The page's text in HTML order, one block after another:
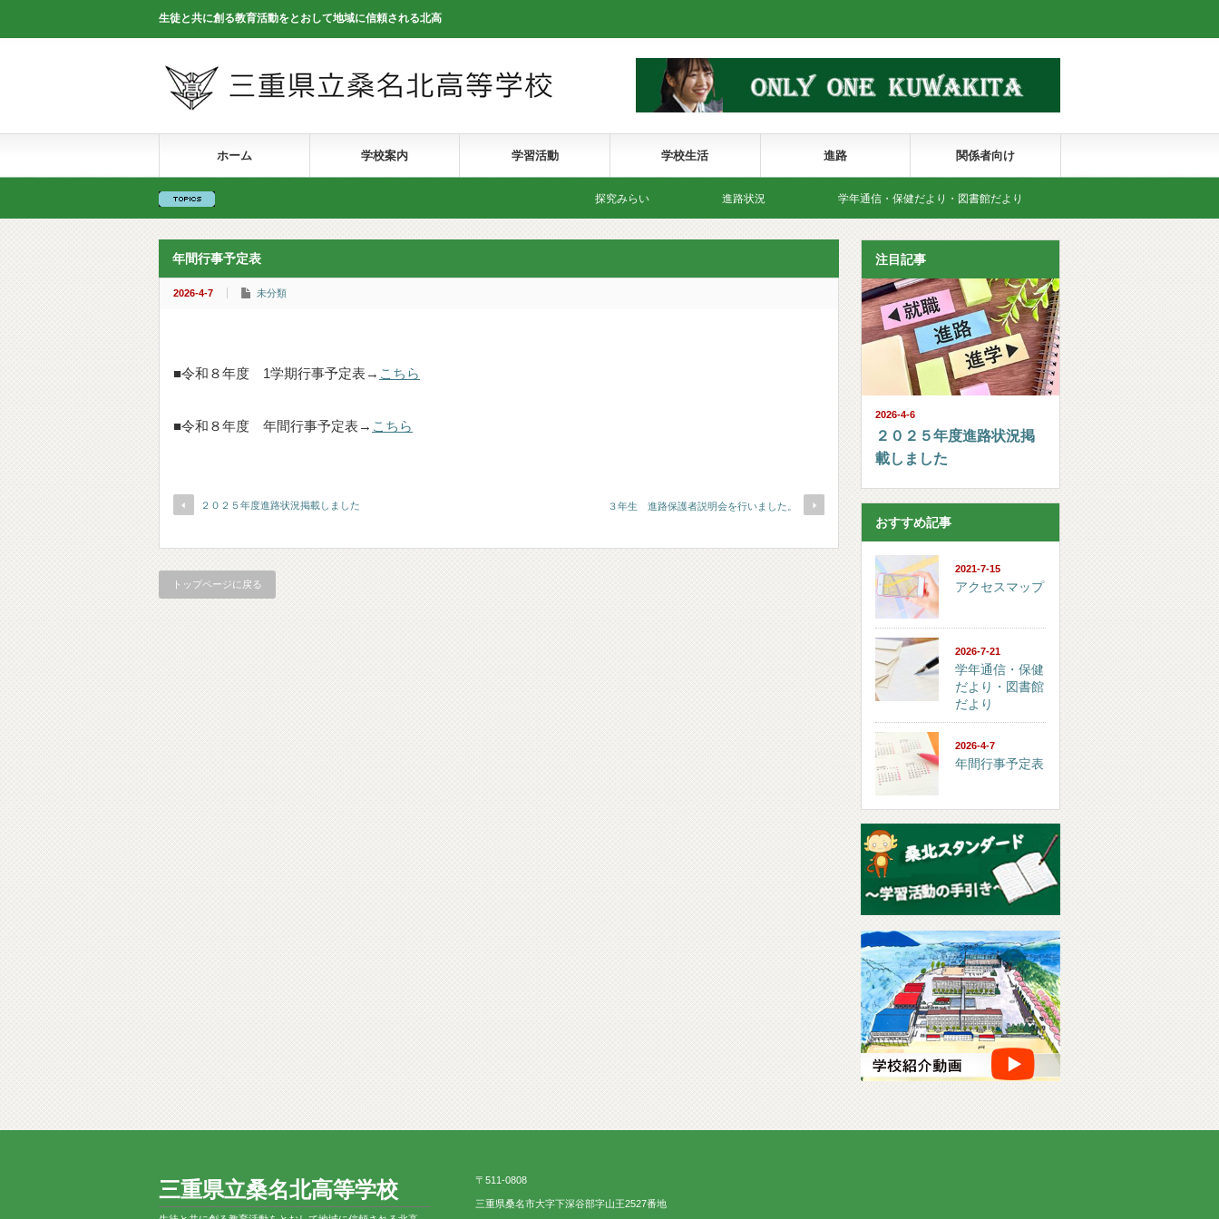
生徒と共に創る教育活動をとおして地域に信頼される北高
ホーム 学校案内 学習活動 学校生活 進路 関係者向け
探究みらい 進路状況 学年通信・保健だより・図書館だより
年間行事予定表
2026-4-7 未分類
■令和８年度 1学期行事予定表→ こちら
■令和８年度 年間行事予定表→ こちら
２０２５年度進路状況掲載しました ３年生 進路保護者説明会を行いました。
トップページに戻る
注目記事
2026-4-6
２０２５年度進路状況掲
載しました
おすすめ記事
2021-7-15
アクセスマップ
2026-7-21
学年通信・保健
だより・図書館
だより
2026-4-7
年間行事予定表
〒511-0808
三重県桑名市大字下深谷部字山王2527番地
三重県立桑名北高等学校